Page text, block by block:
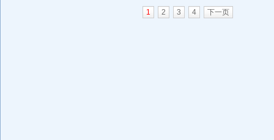
1 2 3 4 下一页